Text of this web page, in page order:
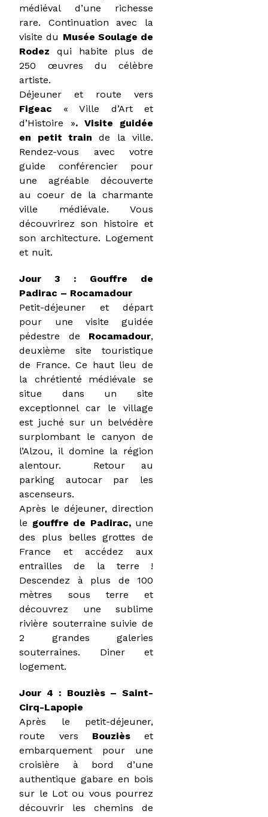
médiéval d’une richesse
rare. Continuation avec la
visite du Musée Soulage de
Rodez qui habite plus de
250 œuvres du célèbre
artiste.
Déjeuner et route vers
Figeac « Ville d’Art et
d’Histoire ». Visite guidée
en petit train de la ville.
Rendez-vous avec votre
guide conférencier pour
une agréable découverte
au coeur de la charmante
ville médiévale. Vous
découvrirez son histoire et
son architecture. Logement
et nuit.
Jour 3 : Gouffre de
Padirac – Rocamadour
Petit-déjeuner et départ
pour une visite guidée
pédestre de Rocamadour,
deuxième site touristique
de France. Ce haut lieu de
la chrétienté médiévale se
situe dans un site
exceptionnel car le village
est juché sur un belvédère
surplombant le canyon de
l’Alzou, il domine la région
alentour. Retour au
parking autocar par les
ascenseurs.
Après le déjeuner, direction
le gouffre de Padirac, une
des plus belles grottes de
France et accédez aux
entrailles de la terre !
Descendez à plus de 100
mètres sous terre et
découvrez une sublime
rivière souterraine suivie de
2 grandes galeries
souterraines. Diner et
logement.
Jour 4 : Bouziès – Saint-
Cirq-Lapopie
Après le petit-déjeuner,
route vers Bouzièset
embarquement pour une
croisière à bord d’une
authentique gabare en bois
sur le Lot ou vous pourrez
découvrir les chemins de